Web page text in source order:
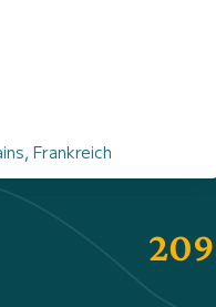
Frankreich